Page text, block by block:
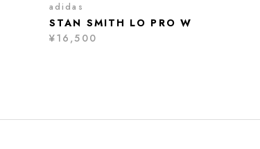
adidas
STAN SMITH LO PRO W
¥16,500